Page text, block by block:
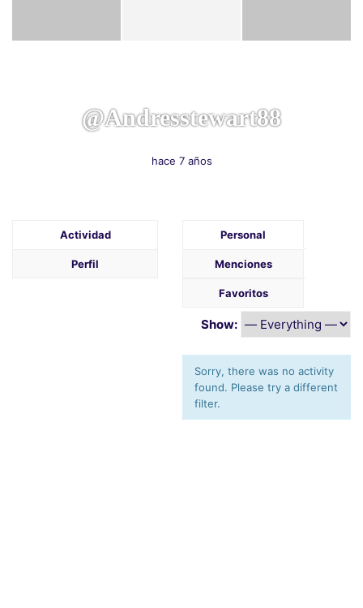
@andresstewart88
hace 7 años
Actividad
Perfil
Personal
Menciones
Favoritos
Show:
Sorry, there was no activity
found. Please try a different
filter.